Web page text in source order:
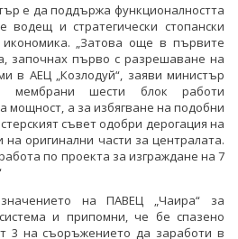
е да поддържа функционалността
водещ и стратегически стопански
икономика. „Затова още в първите
започнах първо с разрешаване на
в АЕЦ „Козлодуй“, заяви министър
мембрани шести блок работи
мощност, а за избягване на подобни
съвет одобри дерогация на
на оригинални части за централата.
по проекта за изграждане на 7
на ПАВЕЦ „Чаира“ за
и припомни, че бе спазено
3 на съоръжението да заработи в